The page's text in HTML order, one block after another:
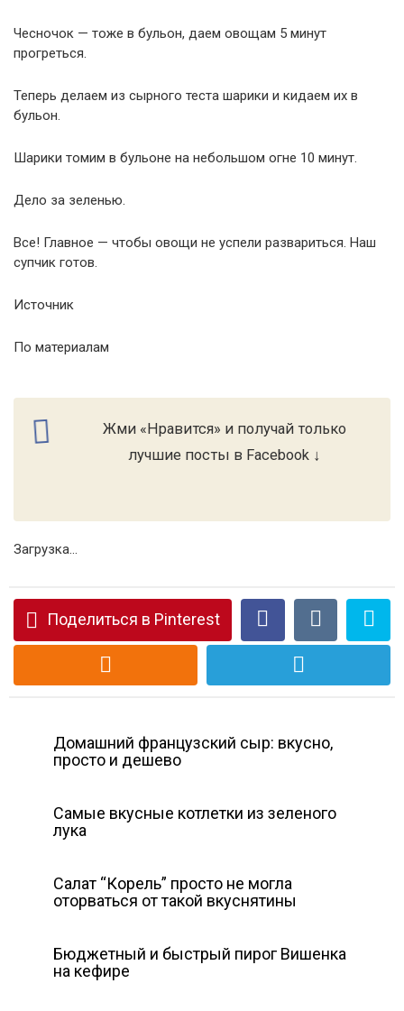
Чесночок — тоже в бульон, даем овощам 5 минут
прогреться.
Теперь делаем из сырного теста шарики и кидаем их в
бульон.
Шарики томим в бульоне на небольшом огне 10 минут.
Дело за зеленью.
Все! Главное — чтобы овощи не успели развариться. Наш
супчик готов.
Источник
По материалам
Жми «Нравится» и получай только
лучшие посты в Facebook ↓
Загрузка...
Поделиться в Pinterest
Домашний французский сыр: вкусно,
просто и дешево
Самые вкусные котлетки из зеленого
лука
Салат “Корель” просто не могла
оторваться от такой вкуснятины
Бюджетный и быстрый пирог Вишенка
на кефире